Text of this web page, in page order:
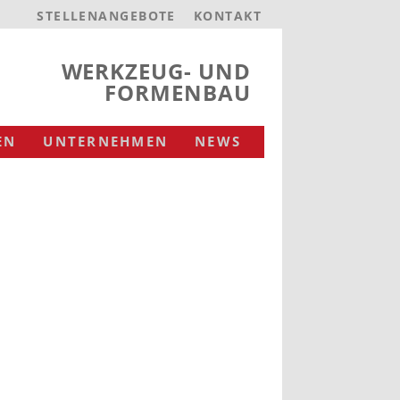
KONTAKT
STELLENANGEBOTE
WERKZEUG- UND
FORMENBAU
UNTERNEHMEN NEWS